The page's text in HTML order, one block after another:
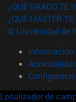
¿QUÉ GRADO TE
¿QUÉ MÁSTER TE
© Universidad de
Información
Localizador de